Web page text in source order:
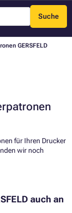
Suche
Menü
GERSFELD
für Ihren Drucker
wir noch
auch an